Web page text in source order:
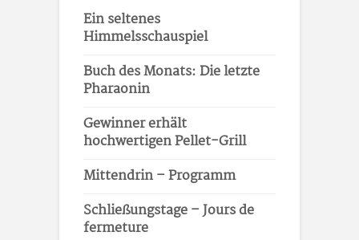
Ein seltenes
Himmelsschauspiel
Buch des Monats: Die letzte
Pharaonin
Gewinner erhält
hochwertigen Pellet-Grill
Mittendrin – Programm
Schließungstage – Jours de
fermeture